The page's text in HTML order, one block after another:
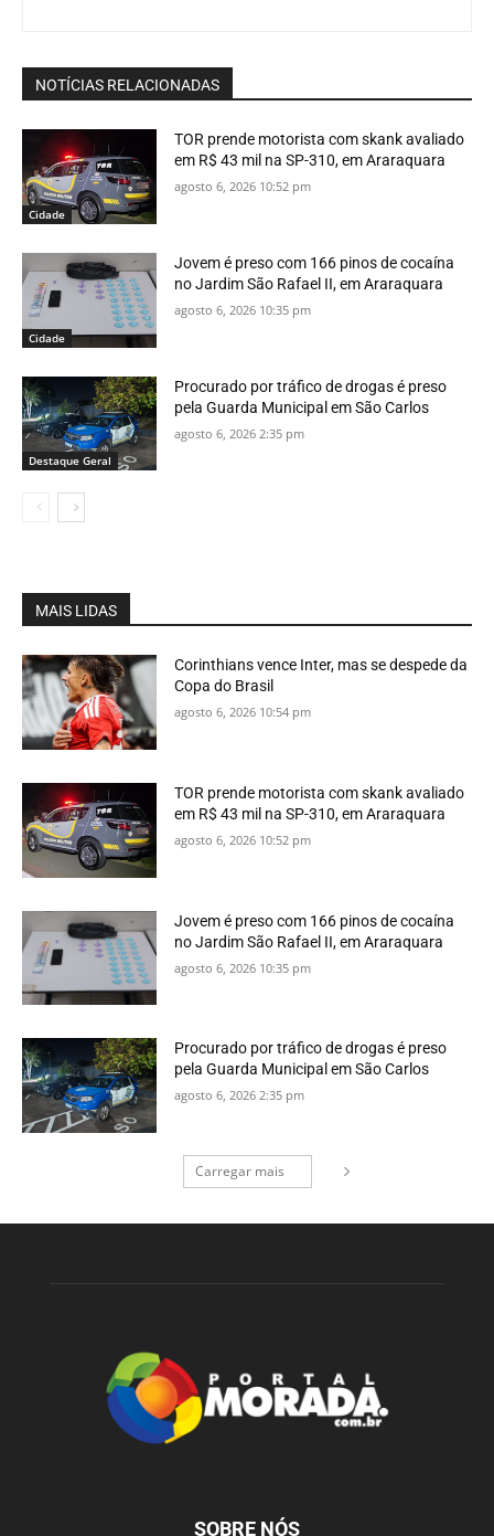
NOTÍCIAS RELACIONADAS
Cidade
TOR prende motorista com skank avaliado
em R$ 43 mil na SP-310, em Araraquara
agosto 6, 2026 10:52 pm
Cidade
Jovem é preso com 166 pinos de cocaína
no Jardim São Rafael II, em Araraquara
agosto 6, 2026 10:35 pm
Destaque Geral
Procurado por tráfico de drogas é preso
pela Guarda Municipal em São Carlos
agosto 6, 2026 2:35 pm
MAIS LIDAS
Corinthians vence Inter, mas se despede da
Copa do Brasil
agosto 6, 2026 10:54 pm
TOR prende motorista com skank avaliado
em R$ 43 mil na SP-310, em Araraquara
agosto 6, 2026 10:52 pm
Jovem é preso com 166 pinos de cocaína
no Jardim São Rafael II, em Araraquara
agosto 6, 2026 10:35 pm
Procurado por tráfico de drogas é preso
pela Guarda Municipal em São Carlos
agosto 6, 2026 2:35 pm
Carregar mais
SOBRE NÓS